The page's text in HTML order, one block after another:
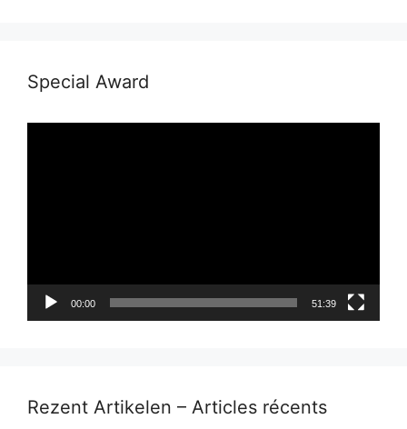
Special Award
00:00 51:39
Rezent Artikelen – Articles récents